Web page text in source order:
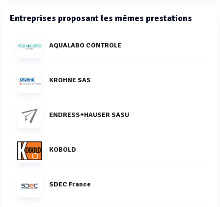
Entreprises proposant les mêmes prestations
AQUALABO CONTROLE
KROHNE SAS
ENDRESS+HAUSER SASU
KOBOLD
SDEC France